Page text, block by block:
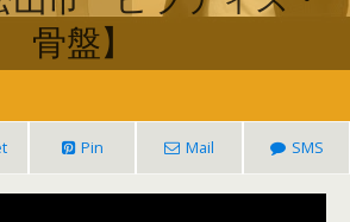
骨盤】
Pin Mail SMS